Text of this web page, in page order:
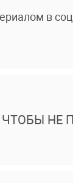
в
НЕ